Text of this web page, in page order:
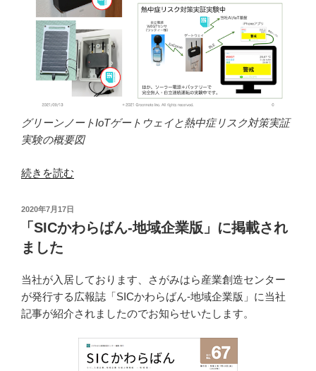
グリーンノートIoTゲートウェイと熱中症リスク対策実証
実験の概要図
“今
で
す
が
「熱
中
症
リ
続きを読む
投
2020年7月17日
「SICかわらばん-地域企業版」に掲載され
ました
当社が入居しております、さがみはら産業創造センター
が発行する広報誌「SICかわらばん-地域企業版」に当社
記事が紹介されましたのでお知らせいたします。